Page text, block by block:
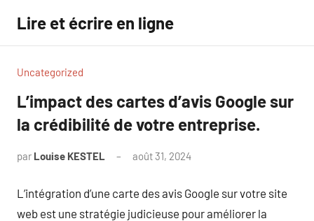
contenu
Lire et écrire en ligne
Uncategorized
L’impact des cartes d’avis Google sur
la crédibilité de votre entreprise.
par Louise KESTEL août 31, 2024
L’intégration d’une carte des avis Google sur votre site
web est une stratégie judicieuse pour améliorer la